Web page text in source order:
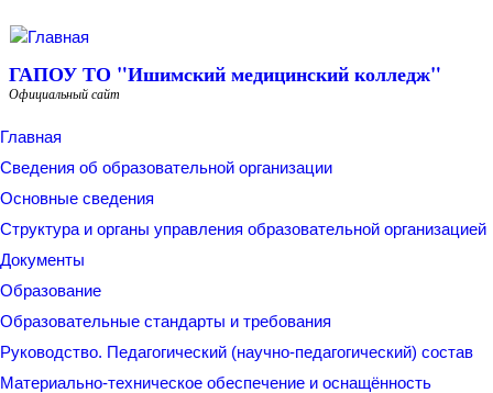
Перейти к основному содержанию
ГАПОУ ТО "Ишимский медицинский колледж"
Официальный сайт
Главная
Сведения об образовательной организации
Основные сведения
Структура и органы управления образовательной организацией
Документы
Образование
Образовательные стандарты и требования
Руководство. Педагогический (научно-педагогический) состав
Материально-техническое обеспечение и оснащённость